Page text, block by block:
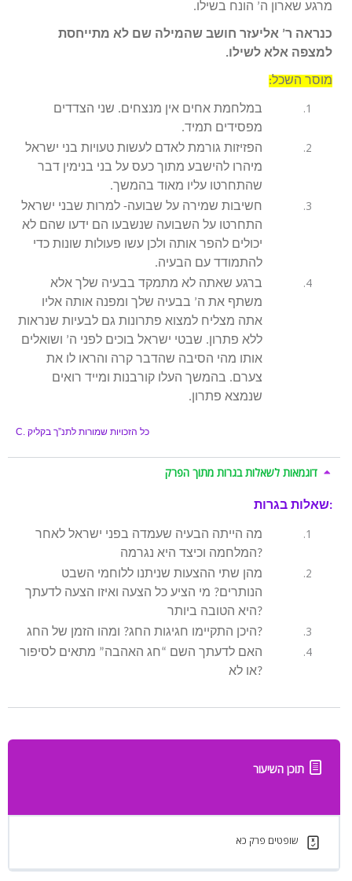
מרגע שארון ה’ הונח בשילו.
כנראה ר’ אליעזר חושב שהמילה שם לא מתייחסת
למצפה אלא לשילו.
מוסר השכל:
במלחמת אחים אין מנצחים. שני הצדדים
מפסידים תמיד.
הפזיזות גורמת לאדם לעשות טעויות בני ישראל
מיהרו להישבע מתוך כעס על בני בנימין דבר
שהתחרטו עליו מאוד בהמשך.
חשיבות שמירה על שבועה- למרות שבני ישראל
התחרטו על השבועה שנשבעו הם ידעו שהם לא
יכולים להפר אותה ולכן עשו פעולות שונות כדי
להתמודד עם הבעיה.
ברגע שאתה לא מתמקד בבעיה שלך אלא
משתף את ה’ בבעיה שלך ומפנה אותה אליו
אתה מצליח למצוא פתרונות גם לבעיות שנראות
ללא פתרון. שבטי ישראל בוכים לפני ה’ ושואלים
אותו מהי הסיבה שהדבר קרה והראו לו את
צערם. בהמשך העלו קורבנות ומייד רואים
שנמצא פתרון.
כל הזכויות שמורות לתנ”ך בקליק C.
דוגמאות לשאלות בגרות מתוך הפרק
שאלות בגרות:
מה הייתה הבעיה שעמדה בפני ישראל לאחר
המלחמה וכיצד היא נגרמה?
מהן שתי ההצעות שניתנו ללוחמי השבט
הנותרים? מי הציע כל הצעה ואיזו הצעה לדעתך
היא הטובה ביותר?
היכן התקיימו חגיגות החג? ומהו הזמן של החג?
האם לדעתך השם “חג האהבה” מתאים לסיפור
או לא?
תוכן השיעור
שופטים פרק כא